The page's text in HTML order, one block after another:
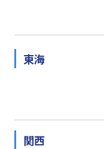
東海
関西